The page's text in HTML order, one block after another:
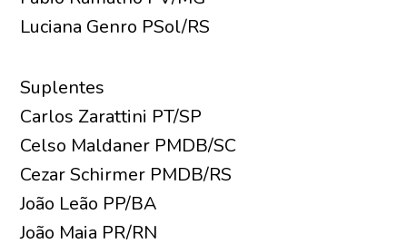
Luciana Genro PSol/RS
Suplentes
Carlos Zarattini PT/SP
Celso Maldaner PMDB/SC
Cezar Schirmer PMDB/RS
João Leão PP/BA
João Maia PR/RN